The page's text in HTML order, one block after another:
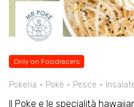
Only on Foodracers
Pokeria Pokè Pesce
Il Poke e le specialità